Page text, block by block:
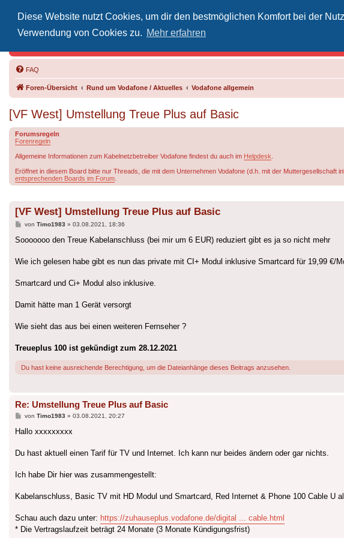
Diese Website nutzt Cookies, um dir den bestmöglichen Komfort bei der
Verwendung von Cookies zu. Mehr erfahren
FAQ
Foren-Übersicht Rund um Vodafone / Aktuelles Vodafone allgemein
[VF West] Umstellung Treue Plus auf Basic
Forumsregeln
Forenregeln
Allgemeine Informationen zum Kabelnetzbetreiber Vodafone findest du auch im Helpdesk
Eröffnet in diesem Board bitte nur Threads, die mit dem Unternehmen Vodafone (d.h. mit der Muttergesellschaft
entsprechenden Boards im Forum
[VF West] Umstellung Treue Plus auf Basic
Beitrag
von Timo1983 » 03.08.2021, 18:36
Sooooooo den Treue Kabelanschluss (bei mir um 6 EUR) reduziert gibt es ja so nicht mehr
Wie ich gelesen habe gibt es nun das private mit CI+ Modul inklusive Smartcard für 19,99 €/
Smartcard und Ci+ Modul also inklusive.
Damit hätte man 1 Gerät versorgt
Wie sieht das aus bei einen weiteren Fernseher ?
Treueplus 100 ist gekündigt zum 28.12.2021
Du hast keine ausreichende Berechtigung, um die Dateianhänge dieses Beitrags anzusehen.
Re: Umstellung Treue Plus auf Basic
Beitrag
von Timo1983» 03.08.2021, 20:27
Hallo xxxxxxxxx
Du hast aktuell einen Tarif für TV und Internet. Ich kann nur beides ändern oder gar nichts.
Ich habe Dir hier was zusammengestellt:
Kabelanschluss, Basic TV mit HD Modul und Smartcard, Red Internet & Phone 100 Cable U
Schau auch dazu unter: https://zuhauseplus.vodafone.de/digital ... cable.html
* Die Vertragslaufzeit beträgt 24 Monate (3 Monate Kündigungsfrist)